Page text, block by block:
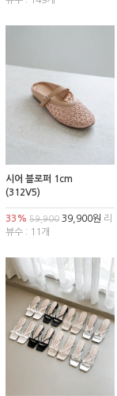
시어 블로퍼 1cm
(312V5)
33% 59,900 39,900원 리
뷰수 : 11개